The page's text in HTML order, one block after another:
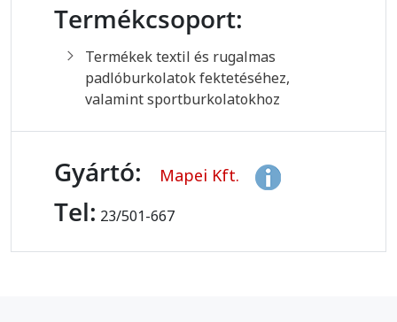
Termékcsoport:
Termékek textil és rugalmas
padlóburkolatok fektetéséhez,
valamint sportburkolatokhoz
Gyártó: Mapei Kft.
Tel: 23/501-667